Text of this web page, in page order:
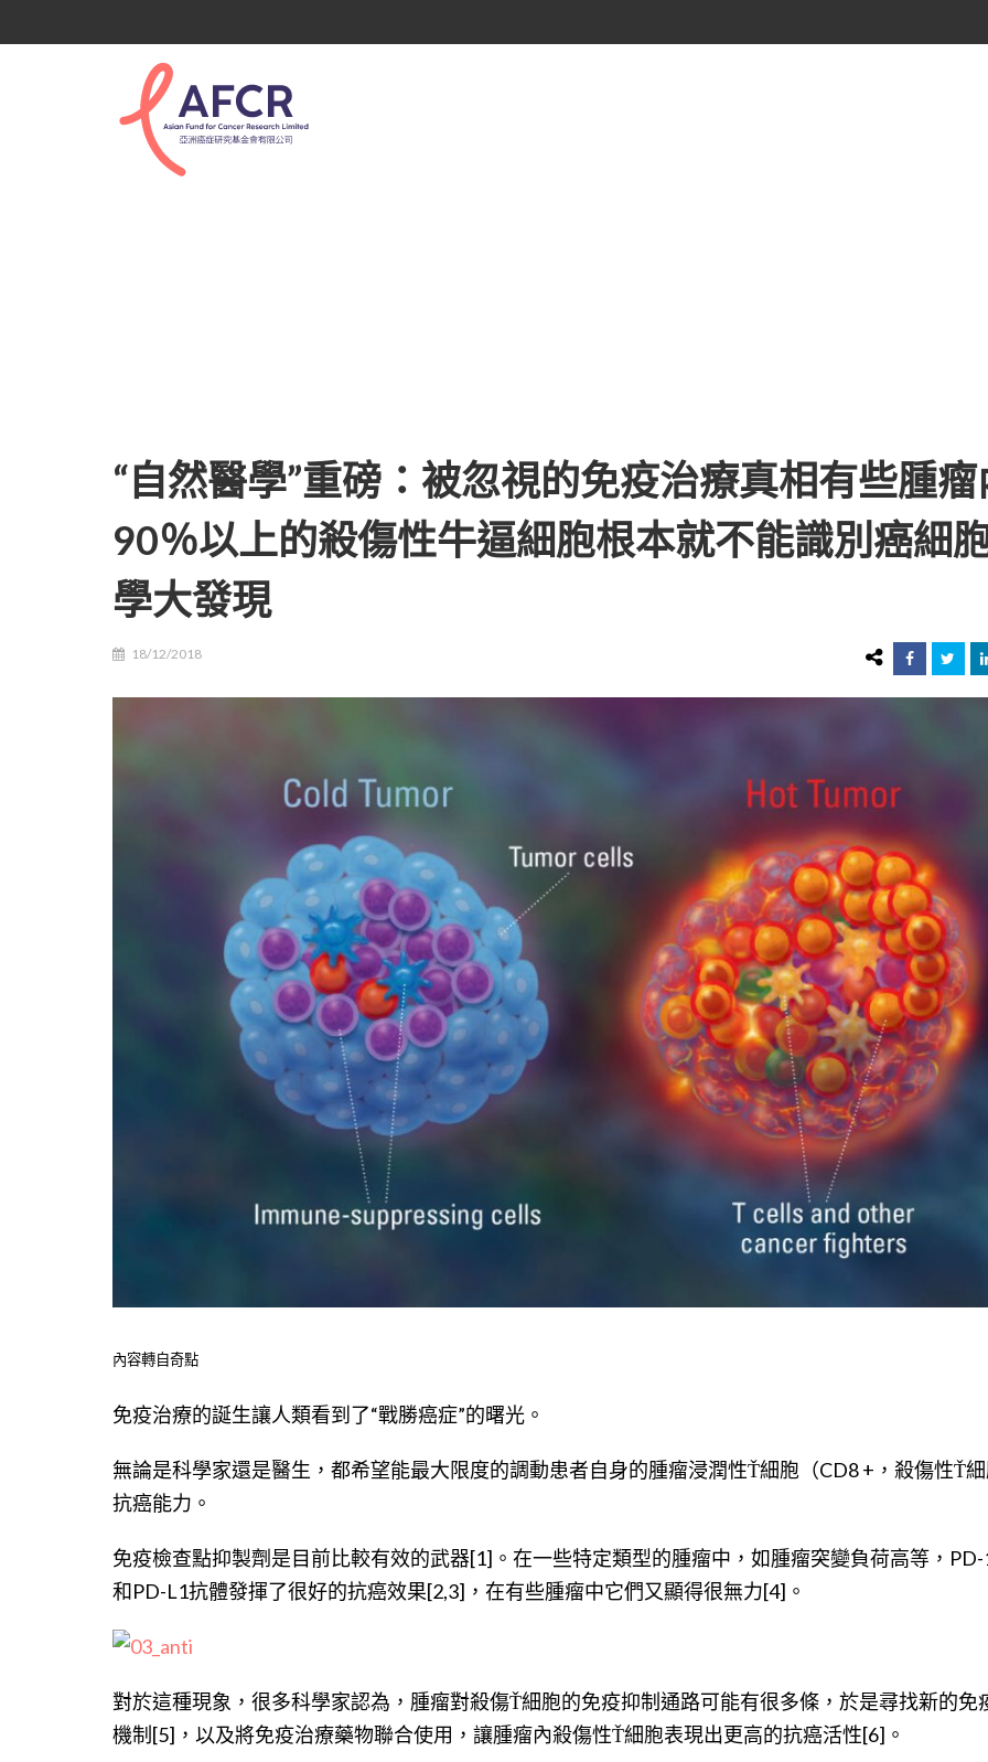
“自然醫學”重磅：被忽視的免疫治療真相有些腫瘤
90％以上的殺傷性牛逼細胞根本就不能識別癌細
學大發現
18/12/2018
內容轉自奇點
免疫治療的誕生讓人類看到了“戰勝癌症”的曙光。
無論是科學家還是醫生，都希望能最大限度的調動患者自身的腫瘤浸潤性Ť細胞（CD8 +，殺傷性Ť
抗癌能力。
免疫檢查點抑製劑是目前比較有效的武器[1]。在一些特定類型的腫瘤中，如腫瘤突變負荷高等，
和PD-L1抗體發揮了很好的抗癌效果[2,3]，在有些腫瘤中它們又顯得很無力[4]。
對於這種現象，很多科學家認為，腫瘤對殺傷Ť細胞的免疫抑制通路可能有很多條，於是尋找新的免
機制[5]，以及將免疫治療藥物聯合使用，讓腫瘤內殺傷性Ť細胞表現出更高的抗癌活性[6]。